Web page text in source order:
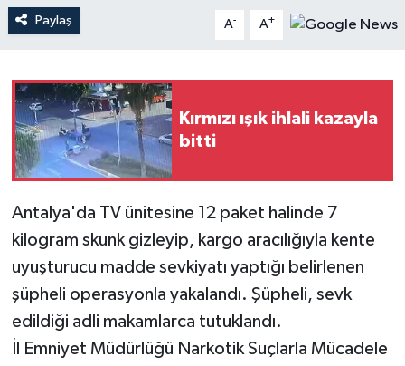
Paylaş A- A+
Kırmızı ışık ihlali kazayla
bitti
Antalya'da TV ünitesine 12 paket halinde 7
kilogram skunk gizleyip, kargo aracılığıyla kente
uyuşturucu madde sevkiyatı yaptığı belirlenen
şüpheli operasyonla yakalandı. Şüpheli, sevk
edildiği adli makamlarca tutuklandı.
İl Emniyet Müdürlüğü Narkotik Suçlarla Mücadele
Kültür Sanat
Öğle Bülteni
Sağlık
Siyaset
Sosyal medya
Spor
Teknoloji